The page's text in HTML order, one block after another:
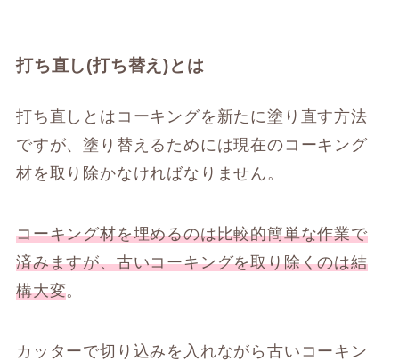
打ち直し(打ち替え)とは
打ち直しとはコーキングを新たに塗り直す方法
ですが、塗り替えるためには現在のコーキング
材を取り除かなければなりません。
コーキング材を埋めるのは比較的簡単な作業で
済みますが、古いコーキングを取り除くのは結
構大変。
カッターで切り込みを入れながら古いコーキン